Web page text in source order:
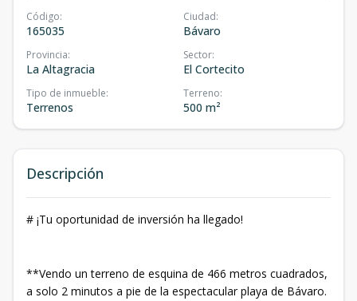
Código:
165035
Ciudad:
Bávaro
Provincia:
La Altagracia
Sector:
El Cortecito
Tipo de inmueble:
Terrenos
Terreno:
500 m²
Descripción
# ¡Tu oportunidad de inversión ha llegado!
**Vendo un terreno de esquina de 466 metros cuadrados,
a solo 2 minutos a pie de la espectacular playa de Bávaro.